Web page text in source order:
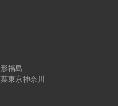
福島
東京神奈川